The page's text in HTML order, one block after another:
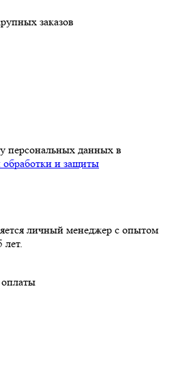
заказов
персональных данных в
и защиты
личный менеджер с опытом
лет.
оплаты